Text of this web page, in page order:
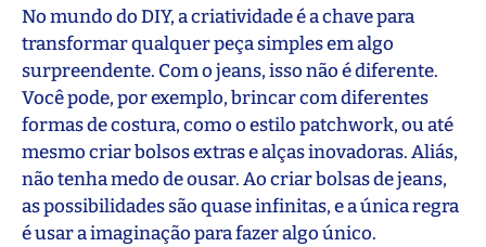
No mundo do DIY, a criatividade é a chave para
transformar qualquer peça simples em algo
surpreendente. Com o jeans, isso não é diferente.
Você pode, por exemplo, brincar com diferentes
formas de costura, como o estilo patchwork, ou até
mesmo criar bolsos extras e alças inovadoras. Aliás,
não tenha medo de ousar. Ao criar bolsas de jeans,
as possibilidades são quase infinitas, e a única regra
é usar a imaginação para fazer algo único.